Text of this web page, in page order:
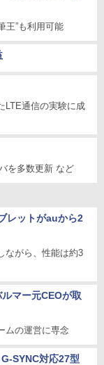
王”も利用可能
LTE通信の実験に成
を多数更新 など
レットがauから2
ながら、性能は約3
マー元CEOが取
ムの運営に専念
SYNC対応27型